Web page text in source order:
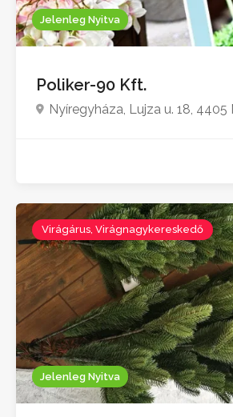
Jelenleg Nyitva
Poliker-90 Kft.
Nyíregyháza, Lujza u. 18,
Jelenleg Nyitva
Virágárus, Virágnagykereskedő